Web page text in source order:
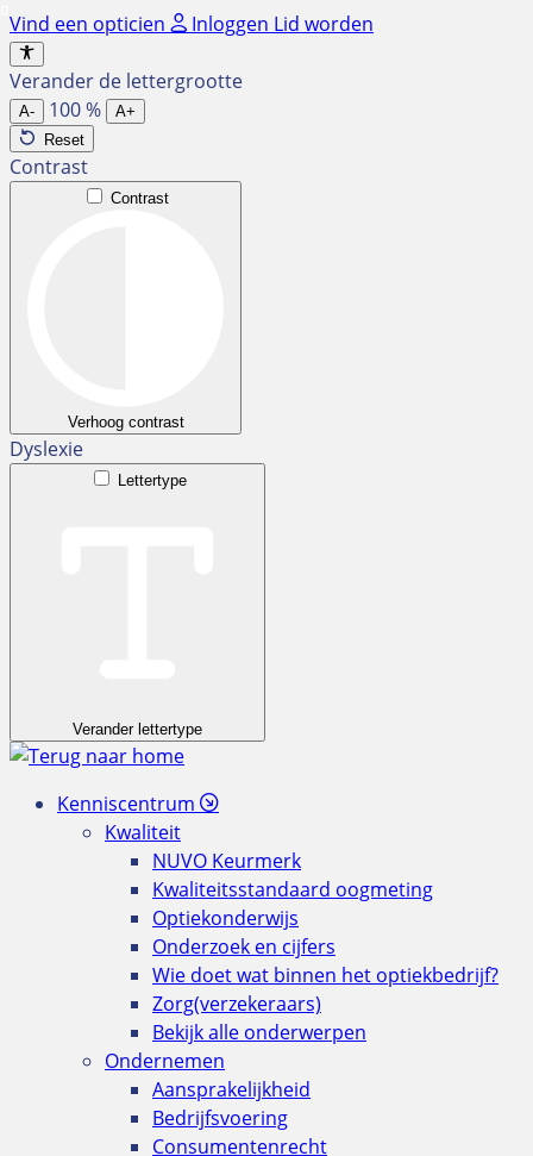
Ga
naar
de
inhoud
Vind een opticien Inloggen Lid worden
Verander de lettergrootte
A- 100%
A+
Reset
Contrast
Contrast
Verhoog contrast
Dyslexie
Lettertype
Verander lettertype
Kenniscentrum
Kwaliteit
NUVO Keurmerk
Kwaliteitsstandaard oogmeting
Optiekonderwijs
Onderzoek en cijfers
Wie doet wat binnen het optiekbedrijf?
Zorg(verzekeraars)
Bekijk alle onderwerpen
Ondernemen
Aansprakelijkheid
Bedrijfsvoering
Consumentenrecht